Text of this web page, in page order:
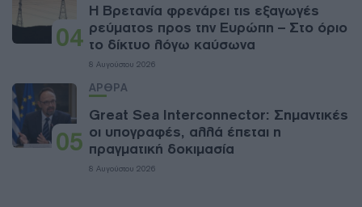
04
Η Βρετανία φρενάρει τις εξαγωγές
ρεύματος προς την Ευρώπη – Στο όριο
το δίκτυο λόγω καύσωνα
8 Αυγούστου 2026
05
ΑΡΘΡΑ
Great Sea Interconnector: Σημαντικές
οι υπογραφές, αλλά έπεται η
πραγματική δοκιμασία
8 Αυγούστου 2026